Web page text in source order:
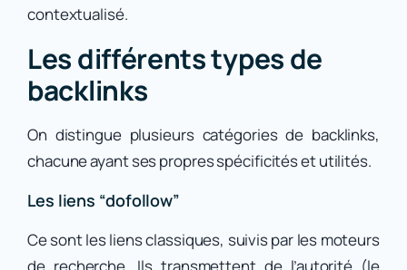
contextualisé.
Les différents types de
backlinks
On distingue plusieurs catégories de backlinks,
chacune ayant ses propres spécificités et utilités.
Les liens “dofollow”
Ce sont les liens classiques, suivis par les moteurs